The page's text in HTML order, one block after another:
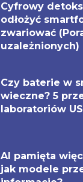
Cyfrowy
odłożyć
zwariować
uzależnionych)
Czy baterie w
wieczne? 5
laboratoriów
AI pamięta
jak modele